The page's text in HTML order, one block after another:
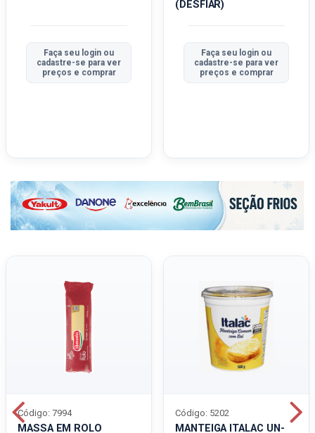
Faça seu login ou
cadastre-se para ver
preços e comprar
(DESFIAR)
Faça seu login ou
cadastre-se para ver
preços e comprar
MASSA EM ROLO
Código: 7994
MANTEIGA ITALAC UN-
Código: 5202